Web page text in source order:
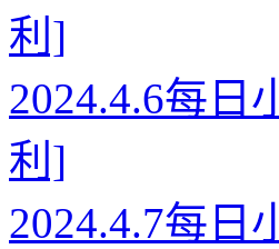
利]
2024.4.6每日
利]
2024.4.7每日